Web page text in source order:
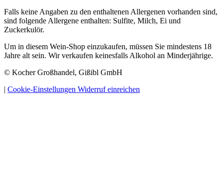
Falls keine Angaben zu den enthaltenen Allergenen vorhanden sind,
sind folgende Allergene enthalten: Sulfite, Milch, Ei und
Zuckerkulör.
Um in diesem Wein-Shop einzukaufen, müssen Sie mindestens 18
Jahre alt sein. Wir verkaufen keinesfalls Alkohol an Minderjährige.
© Kocher Großhandel, Gißibl GmbH
| Cookie-Einstellungen Widerruf einreichen